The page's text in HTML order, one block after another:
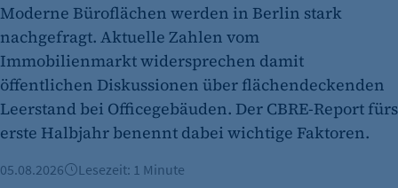
etracker Analytics
Moderne Büroflächen werden in Berlin stark
nachgefragt. Aktuelle Zahlen vom
Immobilienmarkt widersprechen damit
öffentlichen Diskussionen über flächendeckenden
Leerstand bei Officegebäuden. Der CBRE-Report fürs
erste Halbjahr benennt dabei wichtige Faktoren.
05.08.2026 Lesezeit: 1 Minute